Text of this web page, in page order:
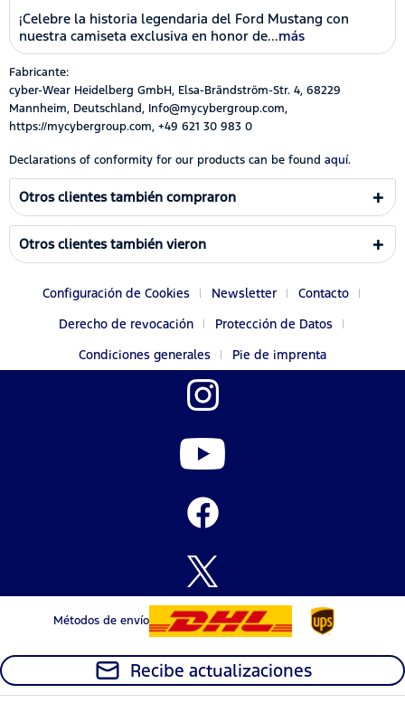
¡Celebre la historia legendaria del Ford Mustang con
nuestra camiseta exclusiva en honor de...más
Fabricante:
cyber-Wear Heidelberg GmbH, Elsa-Brändström-Str. 4, 68229
Mannheim, Deutschland, Info@mycybergroup.com,
https://mycybergroup.com, +49 621 30 983 0
Declarations of conformity for our products can be found aquí.
Otros clientes también compraron
Otros clientes también vieron
Configuración de Cookies Newsletter
Contacto
Derecho de revocación
Protección de Datos
Condiciones generales
Pie de imprenta
Métodos de envío
Recibe actualizaciones